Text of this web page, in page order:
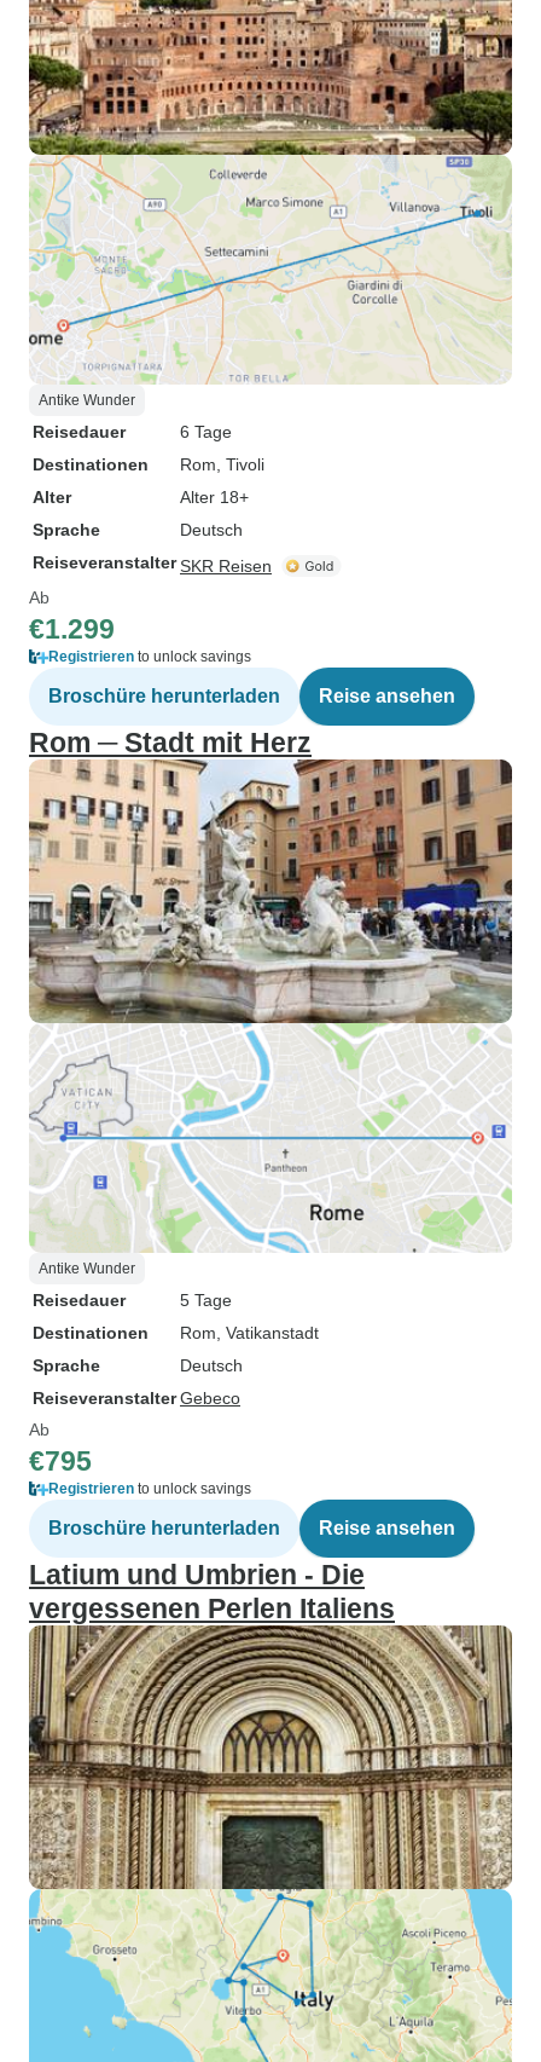
Antike Wunder
Reisedauer
6 Tage
Destinationen
Rom , Tivoli
Alter
Alter 18+
Sprache
Deutsch
ReiseveranstalterSKR Reisen
Ab
€1.299
Registrieren to unlock savings
Broschüre herunterladen Reise ansehen
Rom ─ Stadt mit Herz
Antike Wunder
Reisedauer
5 Tage
Destinationen
Rom , Vatikanstadt
Sprache
Deutsch
ReiseveranstalterGebeco
Ab
€795
Registrieren to unlock savings
Broschüre herunterladen Reise ansehen
Latium und Umbrien - Die
vergessenen Perlen Italiens